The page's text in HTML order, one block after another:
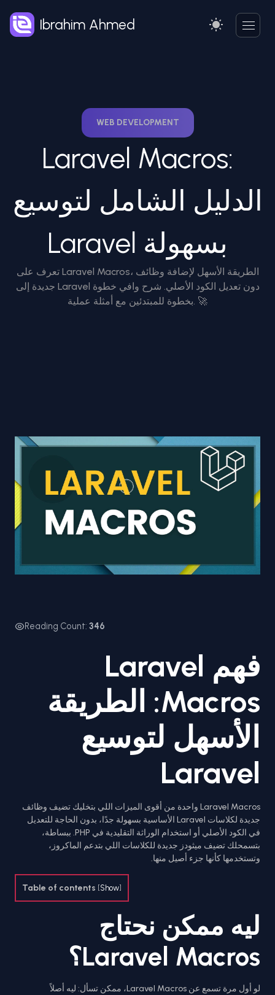
Ibrahim Ahmed
WEB DEVELOPMENT
Laravel Macros:
الدليل الشامل لتوسيع
Laravel بسهولة
تعرف على Laravel Macros، الطريقة الأسهل لإضافة وظائف
جديدة إلى Laravel دون تعديل الكود الأصلي. شرح وافي خطوة
بخطوة للمبتدئين مع أمثلة عملية. 🚀
Reading Count: 346
فهم Laravel
Macros: الطريقة
الأسهل لتوسيع
Laravel
Laravel Macros واحدة من أقوى الميزات اللي بتخليك تضيف وظائف
جديدة لكلاسات Laravel الأساسية بسهولة جدًا، بدون الحاجة للتعديل
في الكود الأصلي أو استخدام الوراثة التقليدية في PHP. ببساطة،
بتسمحلك تضيف ميثودز جديدة للكلاسات اللي بتدعم الماكروز،
وتستخدمها كأنها جزء أصيل منها.
Table of contents [Show]
ليه ممكن نحتاج
Laravel Macros؟
لو أول مرة تسمع عن Laravel Macros، ممكن تسأل: ليه أصلاً